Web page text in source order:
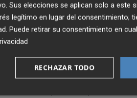
que existen datos, tal y como
ha ofrecido un balance sobre las
durante la rueda de prensa
servicios diferenciales
de las políticas que venimos
Sus elecciones se aplican solo a este
legítimo en lugar del consentimiento;
. Puede retirar su consentimiento en
RECHAZAR TODO